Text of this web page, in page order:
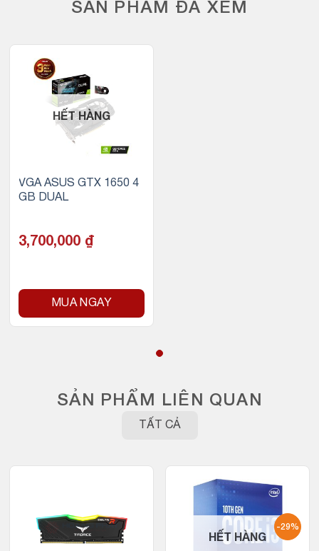
SẢN PHẨM ĐÃ XEM
HẾT HÀNG
VGA ASUS GTX 1650 4
GB DUAL
3,700,000 ₫
MUA NGAY
SẢN PHẨM LIÊN QUAN
TẤT CẢ
-29%
HẾT HÀNG